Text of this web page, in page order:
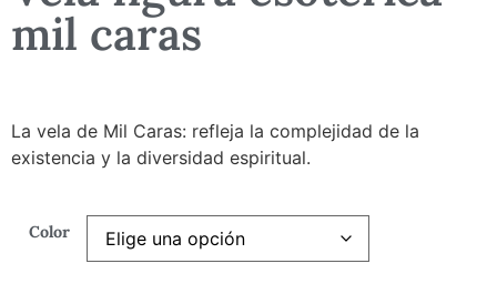
mil caras
La vela de Mil Caras: refleja la complejidad de la
existencia y la diversidad espiritual.
Color